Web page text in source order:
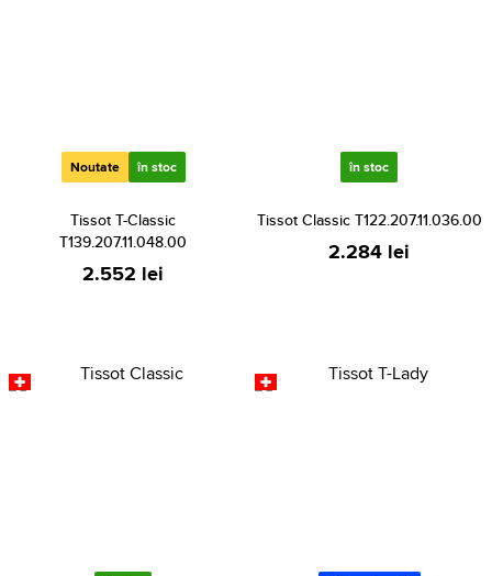
Noutate în stoc
Tissot T-Classic
T139.207.11.048.00
2.552 lei
în stoc
Tissot Classic T122.207.11.036.00
2.284 lei